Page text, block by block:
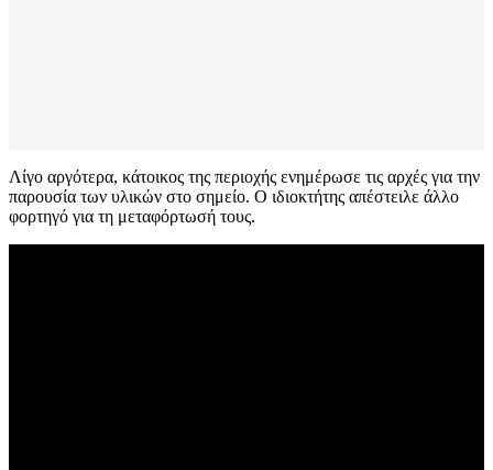
Λίγο αργότερα, κάτοικος της περιοχής ενημέρωσε τις αρχές για την
παρουσία των υλικών στο σημείο. Ο ιδιοκτήτης απέστειλε άλλο
φορτηγό για τη μεταφόρτωσή τους.